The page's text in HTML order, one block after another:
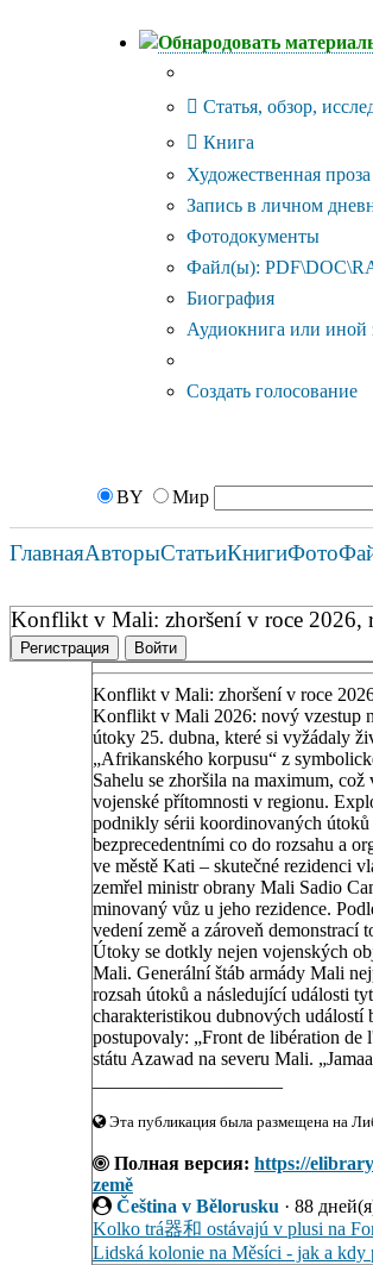
Обнародовать
Статья, обзор,
Книга
Художественная
Запись в личном
Фотодокументы
Файл(ы):
Биография
Аудиокнига или иной
Создать голосование
BY Мир
ГлавнаяАвторыСтатьиКнигиФото
Konflikt v Mali: zhoršení v roce 2026,
Регистрация Войти
Konflikt v Mali: zhoršení v roce
Konflikt v Mali 2026: nový vzestup
útoky 25. dubna, které si vyžádaly
„Afrikanského korpusu“ z
Sahelu se zhoršila na maximum,
vojenské přítomnosti v regionu.
podnikly sérii koordinovaných
bezprecedentními co do rozsahu a
ve městě Kati – skutečné rezidenci
zemřel ministr obrany Mali Sadio
minovaný vůz u jeho rezidence.
vedení země a zároveň demonstrací
Útoky se dotkly nejen vojenských
Mali. Generální štáb armády Mali
rozsah útoků a následující události
charakteristikou dubnových událostí
postupovaly: „Front de libération
státu Azawad na severu Mali.
Эта публикация была размещена на
Полная версия: https://
země
Čeština v Bělorusku · 88
Kolko trá器和 ostávajú v plusi na
Lidská kolonie na Měsíci - jak a kdy